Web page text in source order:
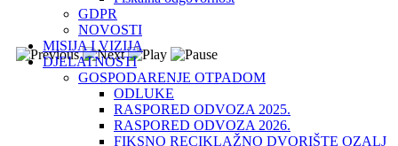
GDPR
NOVOSTI
MISIJA I VIZIJA
DJELATNOSTI
GOSPODARENJE OTPADOM
ODLUKE
RASPORED ODVOZA 2025.
RASPORED ODVOZA 2026.
FIKSNO RECIKLAŽNO DVORIŠTE OZALJ